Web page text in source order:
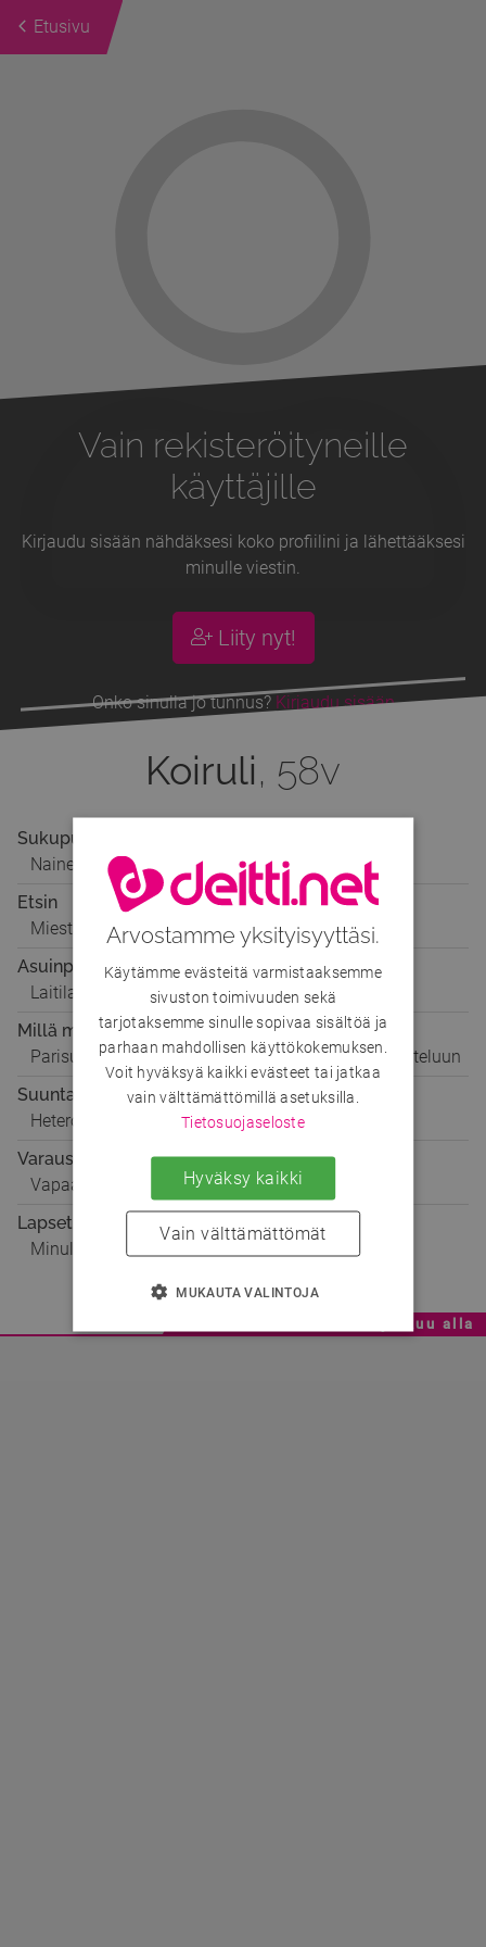
Etusivu
Vain rekisteröityneille
käyttäjille
Kirjaudu sisään nähdäksesi koko profiilini ja lähettääksesi
minulle viestin.
Liity nyt!
Onko sinulla jo tunnus? Kirjaudu sisään
Koiruli, 58v
Sukupuoli
Nainen
Etsin
Miestä
Asuinpaikka
Laitila
Millä mielellä
Parisuhteeseen, Ystäväksi, Matkaseuraksi, Keskusteluun
Suuntautuminen
Hetero
Varaustilanne
Vapaa
Lapset
Minulla on 2 lasta
Mainoskatko - Sisältö jatkuu alla
Arvostamme yksityisyyttäsi.
Käytämme evästeitä varmistaaksemme
sivuston toimivuuden sekä
tarjotaksemme sinulle sopivaa sisältöä ja
parhaan mahdollisen käyttökokemuksen.
Voit hyväksyä kaikki evästeet tai jatkaa
vain välttämättömillä asetuksilla.
Tietosuojaseloste
Hyväksy kaikki
Vain välttämättömät
MUKAUTA VALINTOJA